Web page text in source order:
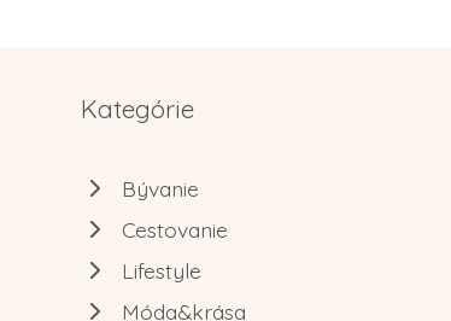
Kategórie
Bývanie
Cestovanie
Lifestyle
Móda&krása